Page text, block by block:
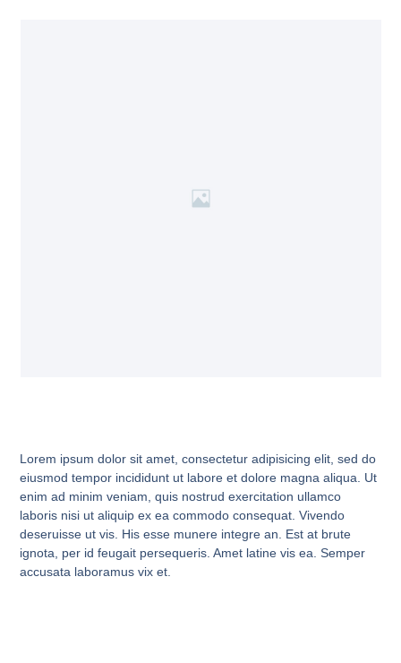
Lorem ipsum dolor sit amet, consectetur adipisicing elit, sed do
eiusmod tempor incididunt ut labore et dolore magna aliqua. Ut
enim ad minim veniam, quis nostrud exercitation ullamco
laboris nisi ut aliquip ex ea commodo consequat. Vivendo
deseruisse ut vis. His esse munere integre an. Est at brute
ignota, per id feugait persequeris. Amet latine vis ea. Semper
accusata laboramus vix et.